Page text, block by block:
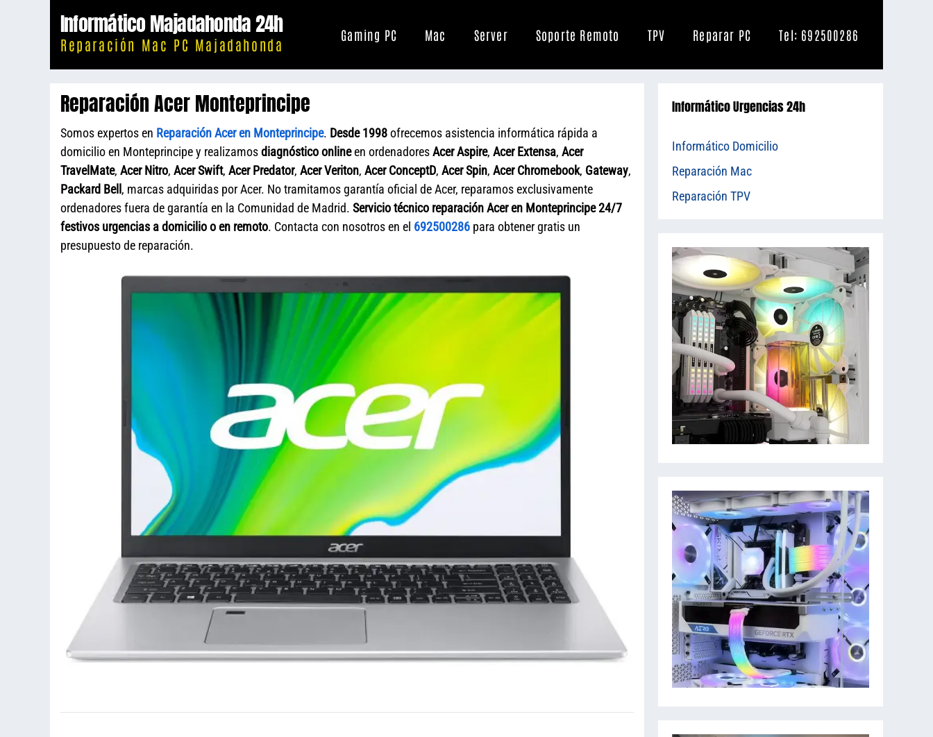
Informático Majadahonda 24h
Reparación Mac PC Majadahonda
Gaming PC Mac Server Soporte Remoto TPV Reparar PC Tel: 692500286
Reparación Acer Monteprincipe
Somos expertos en Reparación Acer en Monteprincipe. Desde 1998ofrecemos asistencia informática rápida a
domicilio en Monteprincipe y realizamosdiagnóstico onlineen ordenadoresAcer Aspire, Acer Extensa, Acer
TravelMate, Acer Nitro, Acer Swift, Acer Predator, Acer Veriton, Acer ConceptD, Acer Spin, Acer Chromebook, Gateway,
Packard Bell , marcas adquiridas por Acer. No tramitamos garantía oficial de Acer, reparamos exclusivamente
ordenadores fuera de garantía en la Comunidad de Madrid. Servicio técnico reparación Acer en Monteprincipe 24/7
festivos urgencias a domicilio o en remoto. Contacta con nosotros en el 692500286 para obtener gratis un
presupuesto de reparación.
Informático Urgencias 24h
Informático Domicilio
Reparación Mac
Reparación TPV